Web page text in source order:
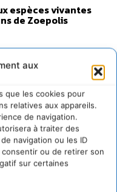
aux
que les cookies pour
relatives aux appareils.
de navigation.
à traiter des
navigation ou les ID
ou de retirer son
sur certaines
espèces vivantes
de Zoepolis
au
dans nos
lucidité transforme
et durables,